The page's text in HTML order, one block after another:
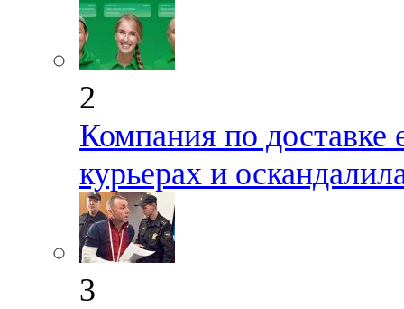
2
Компания по доставке
курьерах и
3